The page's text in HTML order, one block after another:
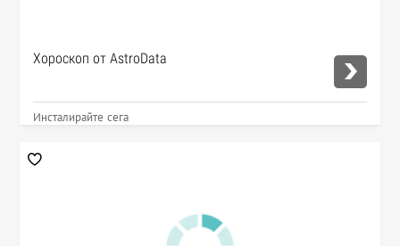
Хороскоп от AstroData
Инсталирайте сега